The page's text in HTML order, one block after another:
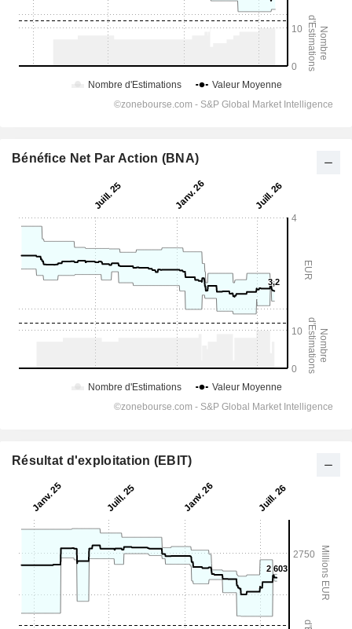
Bénéfice Net Par Action (BNA)
Résultat d'exploitation (EBIT)